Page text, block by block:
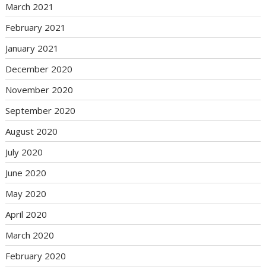
March 2021
February 2021
January 2021
December 2020
November 2020
September 2020
August 2020
July 2020
June 2020
May 2020
April 2020
March 2020
February 2020